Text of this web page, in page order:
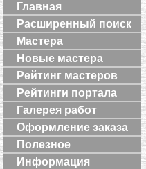
Главная
Расширенный поиск
Мастера
Новые мастера
Рейтинг мастеров
Рейтинги портала
Галерея работ
Оформление заказа
Полезное
Информация